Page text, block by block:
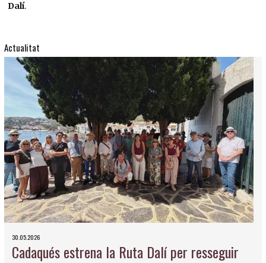
Dalí.
Actualitat
30.05.2026
Cadaqués estrena la Ruta Dalí per resseguir